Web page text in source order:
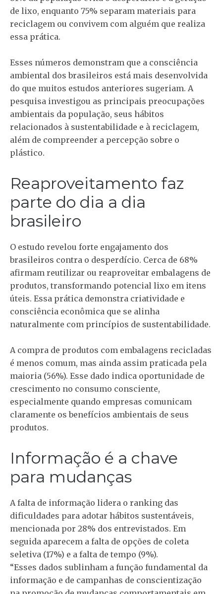
de lixo, enquanto 75% separam materiais para
reciclagem ou convivem com alguém que realiza
essa prática.
Esses números demonstram que a consciência
ambiental dos brasileiros está mais desenvolvida
do que muitos estudos anteriores sugeriam. A
pesquisa investigou as principais preocupações
ambientais da população, seus hábitos
relacionados à sustentabilidade e à reciclagem,
além de compreender a percepção sobre o
plástico.
Reaproveitamento faz
parte do dia a dia
brasileiro
O estudo revelou forte engajamento dos
brasileiros contra o desperdício. Cerca de 68%
afirmam reutilizar ou reaproveitar embalagens de
produtos, transformando potencial lixo em itens
úteis. Essa prática demonstra criatividade e
consciência econômica que se alinha
naturalmente com princípios de sustentabilidade.
A compra de produtos com embalagens recicladas
é menos comum, mas ainda assim praticada pela
maioria (56%). Esse dado indica oportunidade de
crescimento no consumo consciente,
especialmente quando empresas comunicam
claramente os benefícios ambientais de seus
produtos.
Informação é a chave
para mudanças
A falta de informação lidera o ranking das
dificuldades para adotar hábitos sustentáveis,
mencionada por 28% dos entrevistados. Em
seguida aparecem a falta de opções de coleta
seletiva (17%) e a falta de tempo (9%).
“Esses dados sublinham a função fundamental da
informação e de campanhas de conscientização